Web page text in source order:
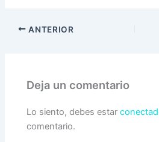
ANTERIOR
Deja un comentario
Lo siento, debes estar
comentario.